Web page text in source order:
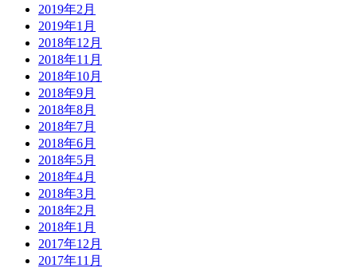
2019年2月
2019年1月
2018年12月
2018年11月
2018年10月
2018年9月
2018年8月
2018年7月
2018年6月
2018年5月
2018年4月
2018年3月
2018年2月
2018年1月
2017年12月
2017年11月